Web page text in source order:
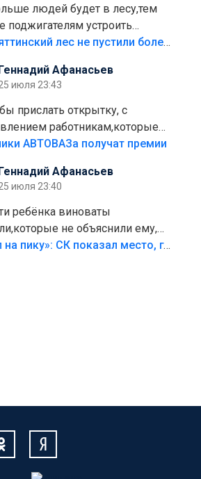
украли.
людей будет в лесу,тем
поджигателям устроить
кто разводит костры,тех
водители всё
в лес? Штрафы мизерные.
В тольяттинский лес не пустили более тысячи автомобилей
Афанасьев
июля 23:43
прислать открытку, с
работникам,которые
сорока лет отработали на
АВТОВАЗа получат премии
Афанасьев
июля 23:40
ребёнка виноваты
не объяснили ему,
хорошо и что такое плохо!
«Попал на пику»: СК показал место, где был смертельно травмирован ребенок в Тольятти